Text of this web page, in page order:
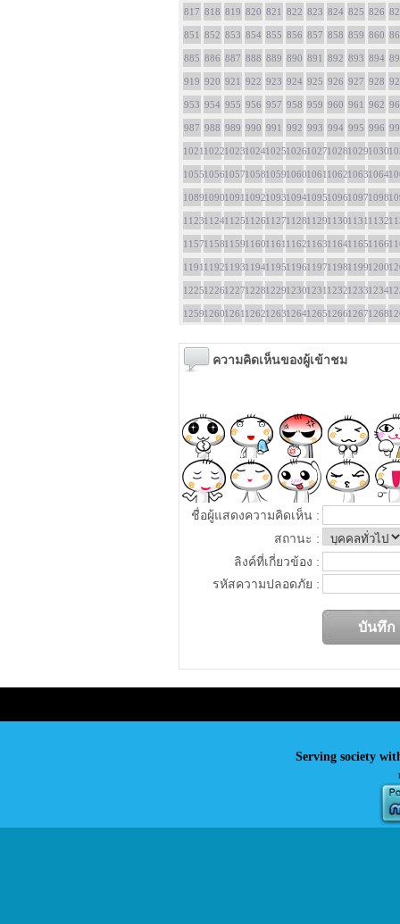
817 818 819 820 821 822 823 824 825 826
851 852 853 854 855 856 857 858 859 860
885 886 887 888 889 890 891 892 893 894
919 920 921 922 923 924 925 926 927 928
953 954 955 956 957 958 959 960 961 962
987 988 989 990 991 992 993 994 995 996
1021102210231024102510261027102810291030
1055105610571058105910601061106210631064
1089109010911092109310941095109610971098
1123112411251126112711281129113011311132
1157115811591160116111621163116411651166
1191119211931194119511961197119811991200
1225122612271228122912301231123212331234
1259126012611262126312641265126612671268
ความคิดเห็นของผู้เข้าชม
ชื่อผู้แสดงความคิดเห็น :
สถานะ :
ลิงค์ที่เกี่ยวข้อง :
รหัสความปลอดภัย :
Serving society